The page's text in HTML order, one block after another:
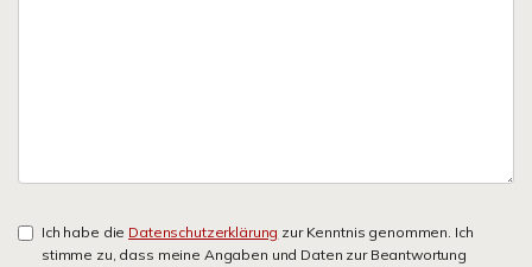
Ich habe die Datenschutzerklärung zur Kenntnis genommen. Ich
stimme zu, dass meine Angaben und Daten zur Beantwortung